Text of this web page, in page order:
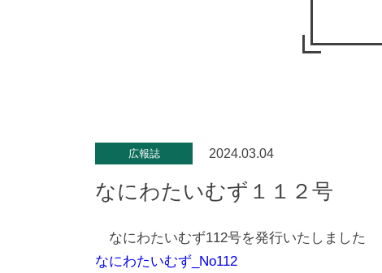
広報誌 2024.03.04
なにわたいむず１１２号
なにわたいむず112号を発行いたしました
なにわたいむず_No112